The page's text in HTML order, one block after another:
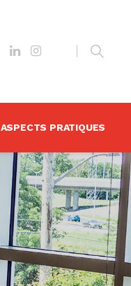
ASPECTS PRATIQUES